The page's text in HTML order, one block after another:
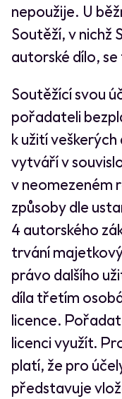
nepoužije. U
Soutěží, v nichž
autorské dílo,
Soutěžící svou
pořadateli
k užití
vytváří v
v neomezeném
způsoby dle
4 autorského
trvání
právo dalšího
díla třetím
licence.
licenci využít.
platí, že pro
představuje